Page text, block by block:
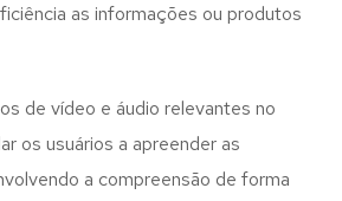
as informações ou produtos
de vídeo e áudio relevantes no
os usuários a apreender as
a compreensão de forma